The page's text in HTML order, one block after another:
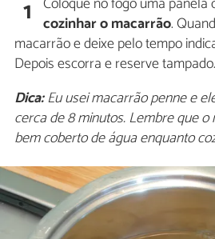
1 cozinhar o macarrão.
macarrão e deixe pelo tempo
Depois escorra e reserve tampado.
Dica:Eu usei macarrão penne e
cerca de 8 minutos. Lembre que
bem coberto de água enquanto